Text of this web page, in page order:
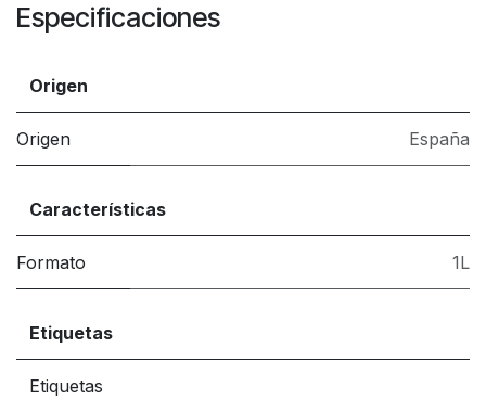
Especificaciones
Origen
Origen España
Características
Formato 1L
Etiquetas
Etiquetas